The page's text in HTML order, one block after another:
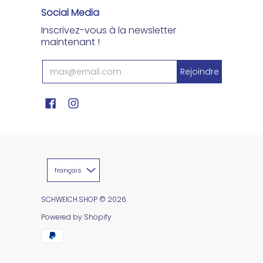
Social Media
Inscrivez-vous à la newsletter
maintenant !
français
SCHWEICH.SHOP © 2026
Powered by Shopify